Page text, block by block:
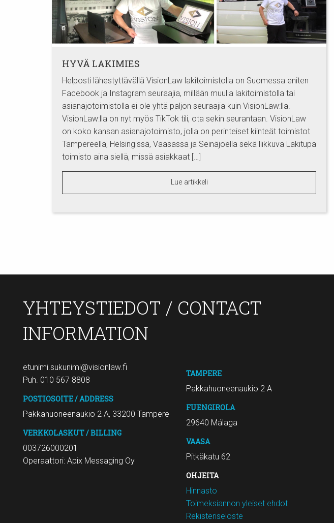
HYVÄ LAKIMIES
Helposti lähestyttävällä VisionLaw lakitoimistolla on Suomessa eniten
Facebook ja Instagram seuraajia, millään muulla lakitoimistolla tai
asianajotoimistolla ei ole yhtä paljon seuraajia kuin VisionLaw:lla.
VisionLaw:lla on nyt myös TikTok tili, ota sekin seurantaan. VisionLaw
on koko kansan asianajotoimisto, jolla on perinteiset kiinteät toimistot
Tampereella, Helsingissä, Vaasassa ja Seinäjoella sekä liikkuva Lakitupa
toimisto aina siellä, missä asiakkaat […]
Lue artikkeli
YHTEYSTIEDOT / CONTACT
INFORMATION
etunimi.sukunimi@visionlaw.fi
Puh. 010 567 8808
POSTIOSOITE / ADDRESS
Pakkahuoneenaukio 2 A, 33200 Tampere
VERKKOLASKUT / BILLING
003726000201
Operaattori: Apix Messaging Oy
TAMPERE
Pakkahuoneenaukio 2 A
FUENGIROLA
29640 Málaga
VAASA
Pitkäkatu 62
OHJEITA
Hinnasto
Toimeksiannon yleiset ehdot
Rekisteriseloste